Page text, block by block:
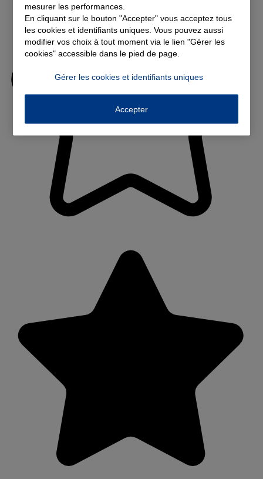
mesurer les performances.
En cliquant sur le bouton "Accepter" vous acceptez tous
les cookies et identifiants uniques. Vous pouvez aussi
modifier vos choix à tout moment via le lien "Gérer les
cookies" accessible dans le pied de page.
Gérer les cookies et identifiants uniques
Accepter